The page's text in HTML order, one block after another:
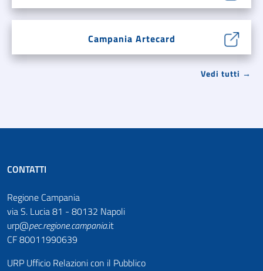
Campania Artecard
Vedi tutti →
CONTATTI
Regione Campania
via S. Lucia 81 - 80132 Napoli
urp@pec.regione.campania.it
CF 80011990639
URP Ufficio Relazioni con il Pubblico